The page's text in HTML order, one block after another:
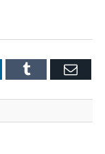
Tumblr Email